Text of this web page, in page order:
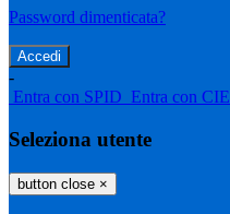
Password dimenticata?
-
Entra con SPID Entra con CIE
Seleziona utente
button close ×